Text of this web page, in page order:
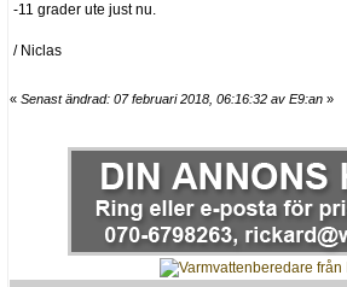
-11 grader ute just nu.
/ Niclas
« Senast ändrad: 07 februari 2018, 06:16:32 av E9:an »